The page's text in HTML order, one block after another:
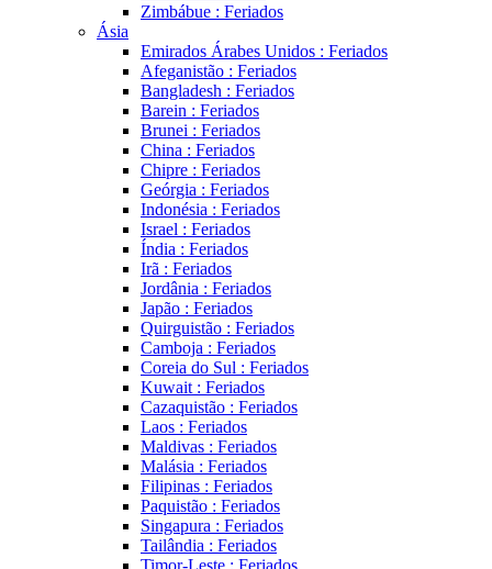
Zimbábue : Feriados
Ásia
Emirados Árabes Unidos : Feriados
Afeganistão : Feriados
Bangladesh : Feriados
Barein : Feriados
Brunei : Feriados
China : Feriados
Chipre : Feriados
Geórgia : Feriados
Indonésia : Feriados
Israel : Feriados
Índia : Feriados
Irã : Feriados
Jordânia : Feriados
Japão : Feriados
Quirguistão : Feriados
Camboja : Feriados
Coreia do Sul : Feriados
Kuwait : Feriados
Cazaquistão : Feriados
Laos : Feriados
Maldivas : Feriados
Malásia : Feriados
Filipinas : Feriados
Paquistão : Feriados
Singapura : Feriados
Tailândia : Feriados
Timor-Leste : Feriados